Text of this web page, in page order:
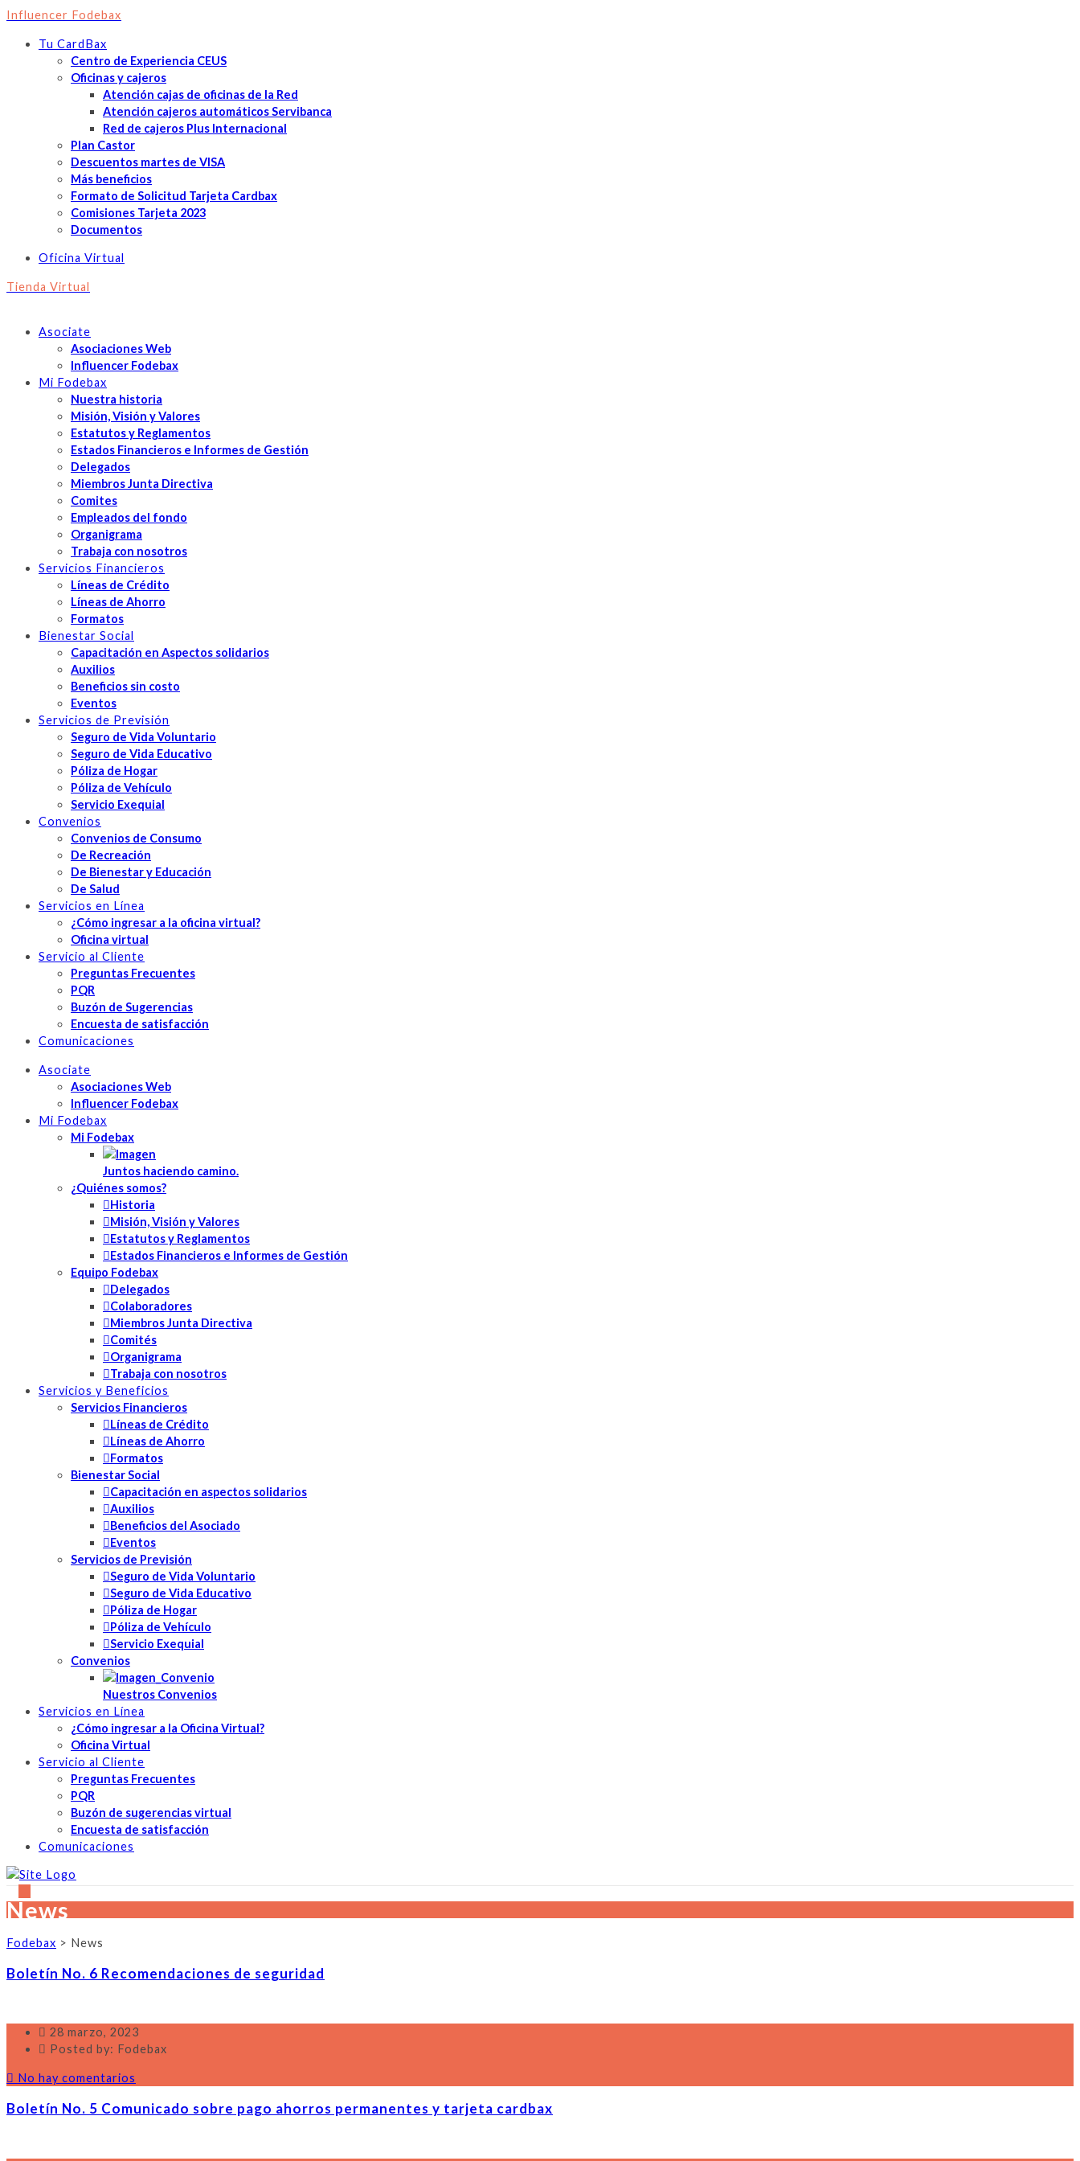
Influencer Fodebax
Tu CardBax
Centro de Experiencia CEUS
Oficinas y cajeros
Atención cajas de oficinas de la Red
Atención cajeros automáticos Servibanca
Red de cajeros Plus Internacional
Plan Castor
Descuentos martes de VISA
Más beneficios
Formato de Solicitud Tarjeta Cardbax
Comisiones Tarjeta 2023
Documentos
Oficina Virtual
Tienda Virtual
Asociate
Asociaciones Web
Influencer Fodebax
Mi Fodebax
Nuestra historia
Misión, Visión y Valores
Estatutos y Reglamentos
Estados Financieros e Informes de Gestión
Delegados
Miembros Junta Directiva
Comites
Empleados del fondo
Organigrama
Trabaja con nosotros
Servicios Financieros
Líneas de Crédito
Líneas de Ahorro
Formatos
Bienestar Social
Capacitación en Aspectos solidarios
Auxilios
Beneficios sin costo
Eventos
Servicios de Previsión
Seguro de Vida Voluntario
Seguro de Vida Educativo
Póliza de Hogar
Póliza de Vehículo
Servicio Exequial
Convenios
Convenios de Consumo
De Recreación
De Bienestar y Educación
De Salud
Servicios en Línea
¿Cómo ingresar a la oficina virtual?
Oficina virtual
Servicio al Cliente
Preguntas Frecuentes
PQR
Buzón de Sugerencias
Encuesta de satisfacción
Comunicaciones
Asociate
Asociaciones Web
Influencer Fodebax
Mi Fodebax
Mi Fodebax
Juntos haciendo camino.
¿Quiénes somos?
Historia
Misión, Visión y Valores
Estatutos y Reglamentos
Estados Financieros e Informes de Gestión
Equipo Fodebax
Delegados
Colaboradores
Miembros Junta Directiva
Comités
Organigrama
Trabaja con nosotros
Servicios y Beneficios
Servicios Financieros
Líneas de Crédito
Líneas de Ahorro
Formatos
Bienestar Social
Capacitación en aspectos solidarios
Auxilios
Beneficios del Asociado
Eventos
Servicios de Previsión
Seguro de Vida Voluntario
Seguro de Vida Educativo
Póliza de Hogar
Póliza de Vehículo
Servicio Exequial
Convenios
Nuestros Convenios
Servicios en Línea
¿Cómo ingresar a la Oficina Virtual?
Oficina Virtual
Servicio al Cliente
Preguntas Frecuentes
PQR
Buzón de sugerencias virtual
Encuesta de satisfacción
Comunicaciones
News
Fodebax > News
Boletín No. 6 Recomendaciones de seguridad
28 marzo, 2023
Posted by: Fodebax
No hay comentarios
Boletín No. 5 Comunicado sobre pago ahorros permanentes y tarjeta cardbax